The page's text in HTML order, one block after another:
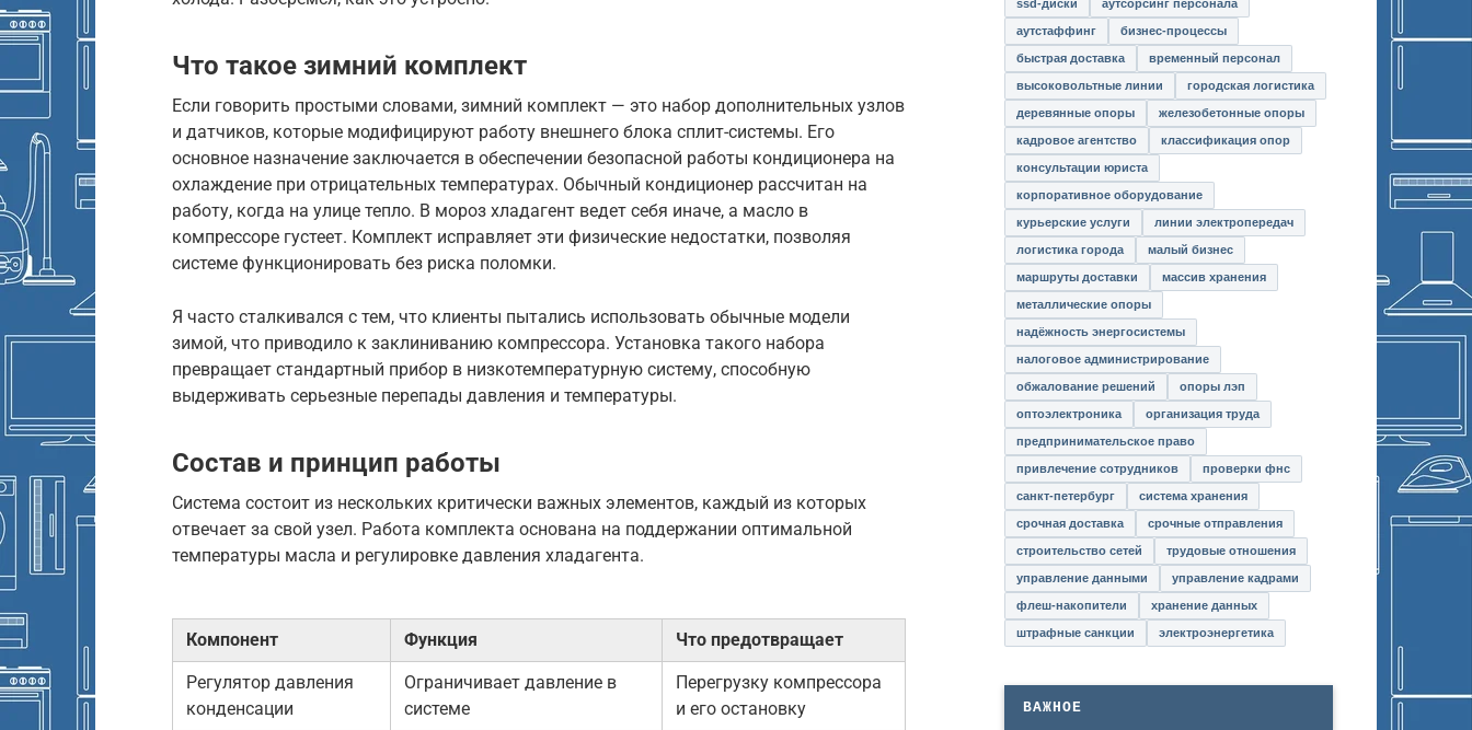
Что такое зимний комплект
Если говорить простыми словами, зимний комплект — это набор дополнительных узлов
и датчиков, которые модифицируют работу внешнего блока сплит-системы. Его
основное назначение заключается в обеспечении безопасной работы кондиционера на
охлаждение при отрицательных температурах. Обычный кондиционер рассчитан на
работу, когда на улице тепло. В мороз хладагент ведет себя иначе, а масло в
компрессоре густеет. Комплект исправляет эти физические недостатки, позволяя
системе функционировать без риска поломки.
Я часто сталкивался с тем, что клиенты пытались использовать обычные модели
зимой, что приводило к заклиниванию компрессора. Установка такого набора
превращает стандартный прибор в низкотемпературную систему, способную
выдерживать серьезные перепады давления и температуры.
Состав и принцип работы
Система состоит из нескольких критически важных элементов, каждый из которых
отвечает за свой узел. Работа комплекта основана на поддержании оптимальной
температуры масла и регулировке давления хладагента.
Компонент Функция Что предотвращает
Регулятор давления
конденсации
Ограничивает давление в
системе
Перегрузку компрессора
и его остановку
ssd-диски аутсорсинг персонала
аутстаффинг бизнес-процессы
быстрая доставка временный персонал
высоковольтные линии городская логистика
деревянные опоры железобетонные опоры
кадровое агентство классификация опор
консультации юриста
корпоративное оборудование
курьерские услуги линии электропередач
логистика города малый бизнес
маршруты доставки массив хранения
металлические опоры
надёжность энергосистемы
налоговое администрирование
обжалование решений опоры лэп
оптоэлектроника организация труда
предпринимательское право
привлечение сотрудников проверки фнс
санкт-петербург система хранения
срочная доставка срочные отправления
строительство сетей трудовые отношения
управление данными управление кадрами
флеш-накопители хранение данных
штрафные санкции электроэнергетика
ВАЖНОЕ